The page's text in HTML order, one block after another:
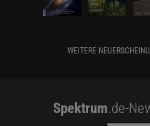
WEITERE
Spektrum.de-